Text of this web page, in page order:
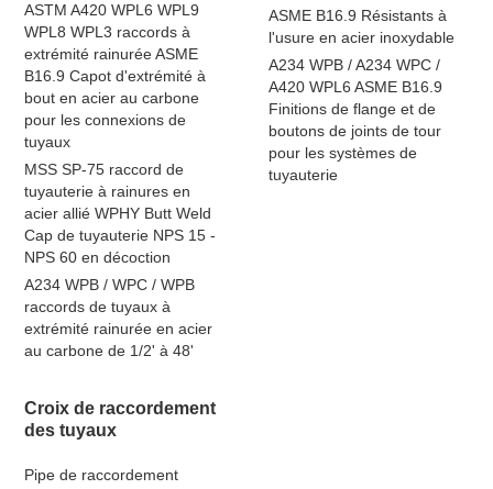
ASTM A420 WPL6 WPL9
WPL8 WPL3 raccords à
extrémité rainurée ASME
B16.9 Capot d'extrémité à
bout en acier au carbone
pour les connexions de
tuyaux
MSS SP-75 raccord de
tuyauterie à rainures en
acier allié WPHY Butt Weld
Cap de tuyauterie NPS 15 -
NPS 60 en décoction
A234 WPB / WPC / WPB
raccords de tuyaux à
extrémité rainurée en acier
au carbone de 1/2' à 48'
ASME B16.9 Résistants à
l'usure en acier inoxydable
A234 WPB / A234 WPC /
A420 WPL6 ASME B16.9
Finitions de flange et de
boutons de joints de tour
pour les systèmes de
tuyauterie
Croix de raccordement
des tuyaux
Pipe de raccordement